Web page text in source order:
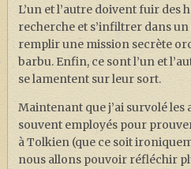
L’un et l’autre doivent fuir des
recherche et s’infiltrer dans
remplir une mission secrète
barbu. Enfin, ce sont l’un et
se lamentent sur leur sort.
Maintenant que j’ai survolé les
souvent employés pour
à Tolkien (que ce soit
nous allons pouvoir réfléchir